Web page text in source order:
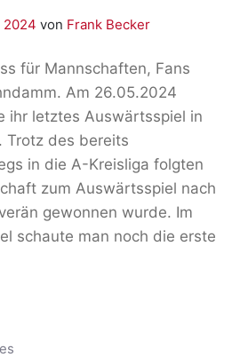
2024 von Frank Becker
für Mannschaften, Fans
Am 26.05.2024
ihr letztes Auswärtsspiel in
Trotz des bereits
in die A-Kreisliga folgten
zum Auswärtsspiel nach
gewonnen wurde. Im
schaute man noch die erste